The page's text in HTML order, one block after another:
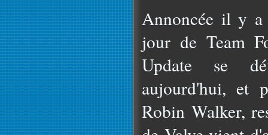
Annoncée il y
jour de Team
Update se
aujourd'hui, et
Robin Walker,